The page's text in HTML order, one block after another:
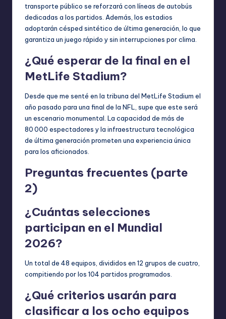
transporte público se reforzará con líneas de autobús
dedicadas a los partidos. Además, los estadios
adoptarán césped sintético de última generación, lo que
garantiza un juego rápido y sin interrupciones por clima.
¿Qué esperar de la final en el
MetLife Stadium?
Desde que me senté en la tribuna del MetLife Stadium el
año pasado para una final de la NFL, supe que este será
un escenario monumental. La capacidad de más de
80 000 espectadores y la infraestructura tecnológica
de última generación prometen una experiencia única
para los aficionados.
Preguntas frecuentes (parte
2)
¿Cuántas selecciones
participan en el Mundial
2026?
Un total de 48 equipos, divididos en 12 grupos de cuatro,
compitiendo por los 104 partidos programados.
¿Qué criterios usarán para
clasificar a los ocho equipos